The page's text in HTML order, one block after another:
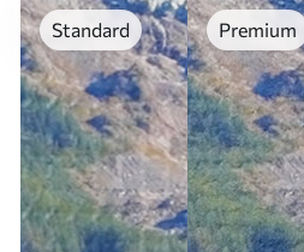
Standard Premium